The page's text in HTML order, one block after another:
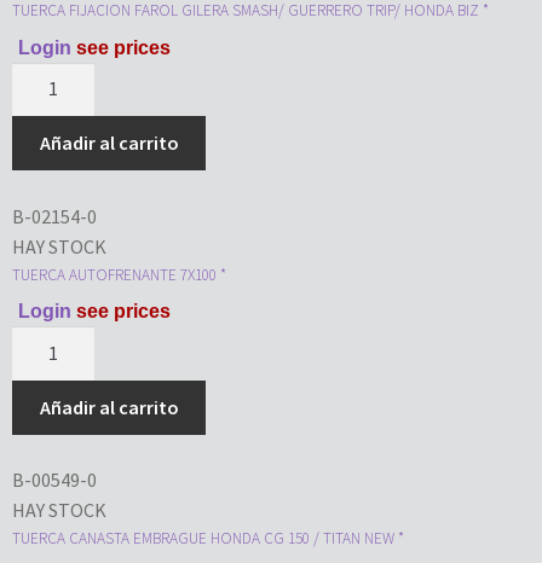
TUERCA FIJACION FAROL GILERA SMASH/ GUERRERO TRIP/ HONDA BIZ *
Login see prices
Añadir al carrito
B-02154-0
HAY STOCK
TUERCA AUTOFRENANTE 7X100 *
Login see prices
Añadir al carrito
B-00549-0
HAY STOCK
TUERCA CANASTA EMBRAGUE HONDA CG 150 / TITAN NEW *